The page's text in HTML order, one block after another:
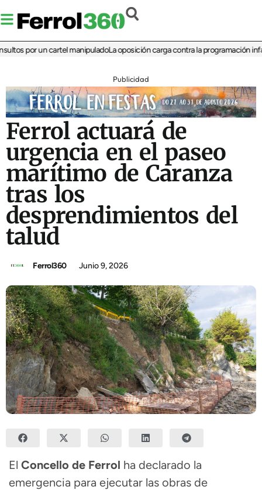
por un cartel manipuladoLa oposición carga contra la programación infantil
Publicidad
Ferrol actuará de
urgencia en el paseo
marítimo de Caranza
tras los
desprendimientos del
talud
Ferrol360 Junio 9, 2026
El Concello de Ferrol ha declarado la
emergencia para ejecutar las obras de